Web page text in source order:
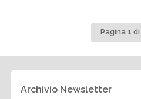
Pagina 1 di
Archivio Newsletter